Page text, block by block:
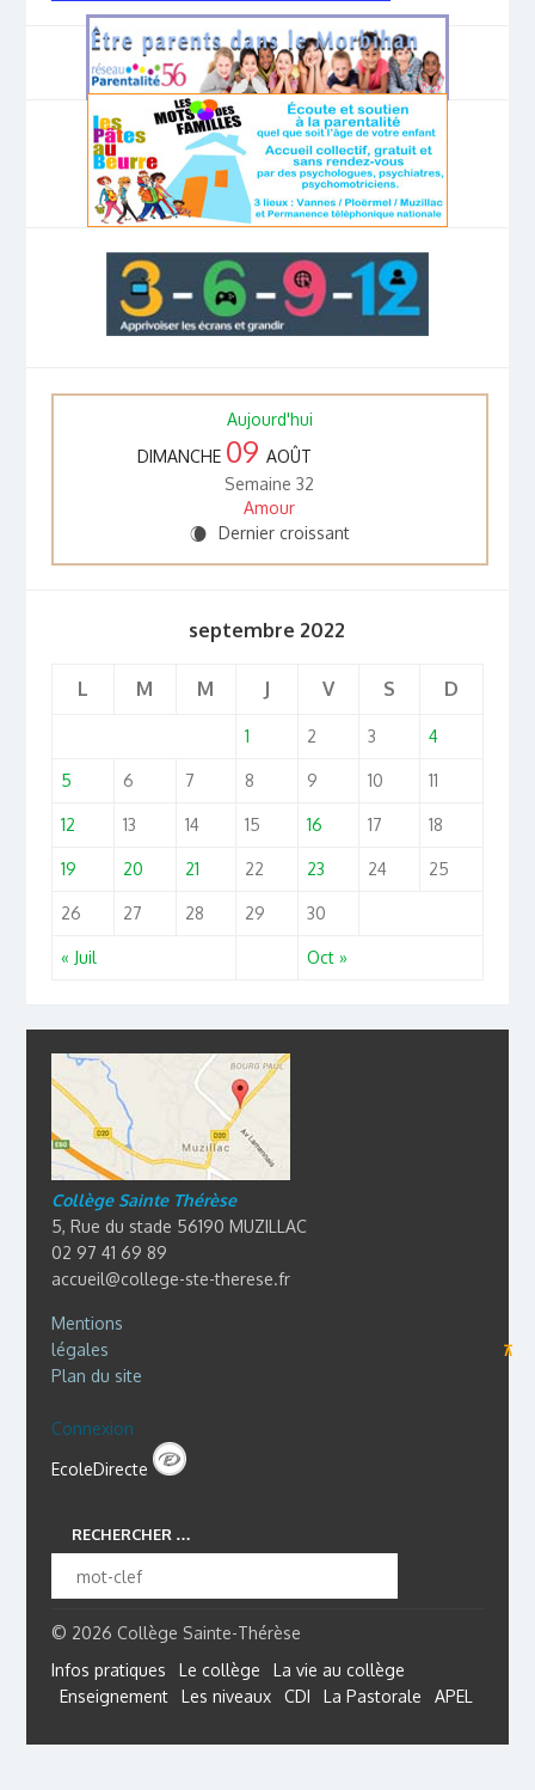
Aujourd'hui
DIMANCHE 09 AOÛT
Semaine 32
Amour
W Dernier croissant
septembre 2022
L M M J V S D
« Juil Oct »
1 2 3 4
5 6 7 8 9 10 11
12 13 14 15 16 17 18
19 20 21 22 23 24 25
26 27 28 29 30
Collège Sainte Thérèse
5, Rue du stade 56190 MUZILLAC
02 97 41 69 89
accueil@college-ste-therese.fr
Mentions
légales
⊼
Plan du site
Connexion
EcoleDirecte
RECHERCHER …
© 2026 Collège Sainte-Thérèse
Infos pratiques
Le collège
La vie au collège
Enseignement
Les niveaux CDI La Pastorale APEL